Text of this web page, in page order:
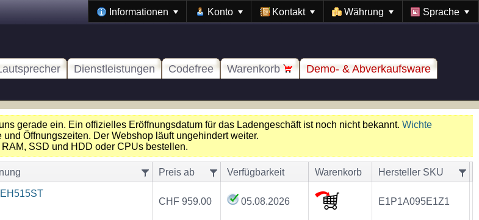
Informationen Konto Kontakt Währung Sprache
Dienstleistungen Codefree Warenkorb
Demo- & Abverkaufsware
gerade ein. Ein offizielles Eröffnungsdatum für das Ladengeschäft ist noch nicht bekannt. Wichte
und Öffnungszeiten. Der Webshop läuft ungehindert weiter.
RAM, SSD und HDD oder CPUs bestellen.
Preis ab Verfügbarkeit Warenkorb Hersteller SKU
CHF 959.00 05.08.2026 E1P1A095E1Z1